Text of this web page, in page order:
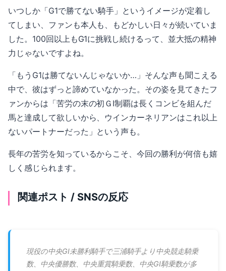
いつしか「G1で勝てない騎手」というイメージが定着し
てしまい、ファンも本人も、もどかしい日々が続いていま
した。100回以上もG1に挑戦し続けるって、並大抵の精神
力じゃないですよね。
「もうG1は勝てないんじゃないか…」そんな声も聞こえる
中で、彼はずっと諦めていなかった。その姿を見てきたフ
ァンからは「苦労の末の初ＧⅠ制覇は長くコンビを組んだ
馬と達成して欲しいから、ウインカーネリアンはこれ以上
ないパートナーだった」という声も。
長年の苦労を知っているからこそ、今回の勝利が何倍も嬉
しく感じられます。
関連ポスト / SNSの反応
現役の中央GI未勝利騎手で三浦騎手より中央競走騎乗
数、中央優勝数、中央重賞騎乗数、中央GI騎乗数が多